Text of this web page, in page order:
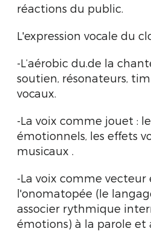
réactions du public.
L'expression vocale du
-L’aérobic du.de la
soutien, résonateurs,
vocaux.
-La voix comme jouet :
émotionnels, les effets
musicaux .
-La voix comme vecteur
l'onomatopée (le
associer rythmique
émotions) à la parole et